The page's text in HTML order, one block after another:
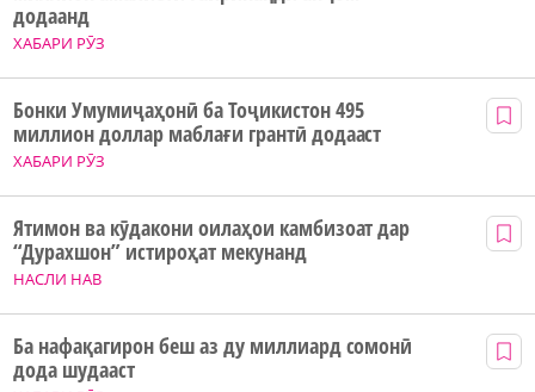
ХАБАРИ РӮЗ
додаанд
ХАБАРИ РӮЗ
Бонки Умумиҷаҳонӣ ба Тоҷикистон 495
миллион доллар маблағи грантӣ додааст
НАСЛИ НАВ
Ятимон ва кӯдакони оилаҳои камбизоат дар
“Дурахшон” истироҳат мекунанд
Ба нафақагирон беш аз ду миллиард сомонӣ
дода шудааст